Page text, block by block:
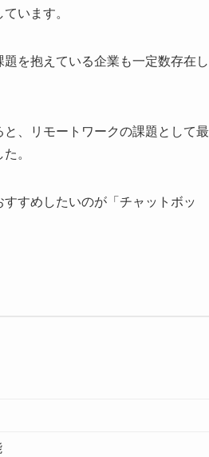
います。
を抱えている企業も一定数存在し
、リモートワークの課題として最
。
すめしたいのが「チャットボッ